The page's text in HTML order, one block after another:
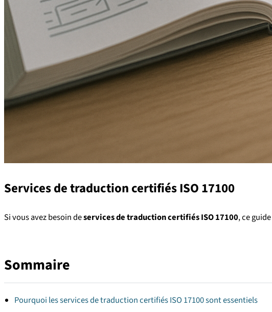
Services de traduction certifiés ISO 17100
Si vous avez besoin deservices de traduction certifiés ISO 17100, ce
Sommaire
Pourquoi les services de traduction certifiés ISO 17100 sont essentiels